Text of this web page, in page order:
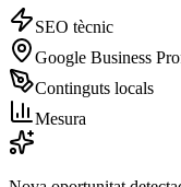
SEO tècnic
Google Business
Continguts locals
Mesura